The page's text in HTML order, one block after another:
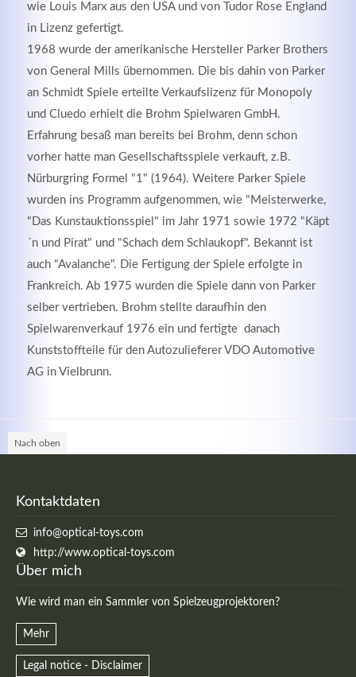
wie Louis Marx aus den USA und von Tudor Rose England
in Lizenz gefertigt.
1968 wurde der amerikanische Hersteller Parker Brothers
von General Mills übernommen. Die bis dahin von Parker
an Schmidt Spiele erteilte Verkaufslizenz für Monopoly
und Cluedo erhielt die Brohm Spielwaren GmbH.
Erfahrung besaß man bereits bei Brohm, denn schon
vorher hatte man Gesellschaftsspiele verkauft, z.B.
Nürburgring Formel "1" (1964). Weitere Parker Spiele
wurden ins Programm aufgenommen, wie "Meisterwerke,
"Das Kunstauktionsspiel" im Jahr 1971 sowie 1972 "Käpt
´n und Pirat" und "Schach dem Schlaukopf". Bekannt ist
auch "Avalanche". Die Fertigung der Spiele erfolgte in
Frankreich. Ab 1975 wurden die Spiele dann von Parker
selber vertrieben. Brohm stellte daraufhin den
Spielwarenverkauf 1976 ein und fertigte danach
Kunststoffteile für den Autozulieferer VDO Automotive
AG in Vielbrunn.
Nach oben
Kontaktdaten
info@optical-toys.com
http://www.optical-toys.com
Über mich
Wie wird man ein Sammler von Spielzeugprojektoren?
Mehr
Legal notice - Disclaimer
Modern & Simple
Lorem ipsum dolor sit amet, consectetuer adipiscing
elit. Aenean commodo ligula eget dolor.
MEHR INFOS
info@optical-toys.com
Login
Benutzername
Passwort